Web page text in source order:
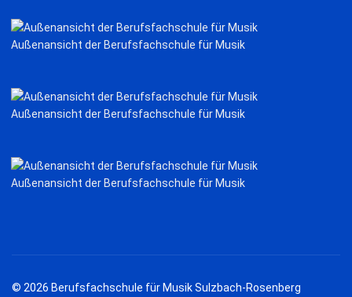
Außenansicht der Berufsfachschule für Musik
Außenansicht der Berufsfachschule für Musik
Außenansicht der Berufsfachschule für Musik
© 2026 Berufsfachschule für Musik Sulzbach-Rosenberg